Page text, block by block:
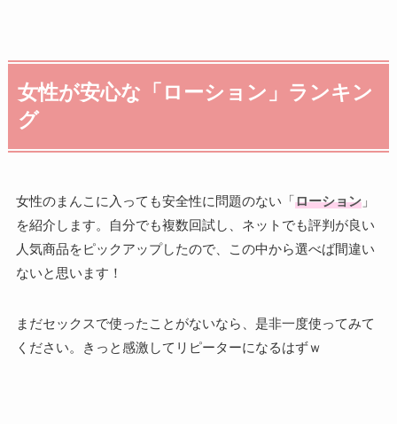
女性が安心な「ローション」ランキン
グ
女性のまんこに入っても安全性に問題のない「ローション」
を紹介します。自分でも複数回試し、ネットでも評判が良い
人気商品をピックアップしたので、この中から選べば間違い
ないと思います！
まだセックスで使ったことがないなら、是非一度使ってみて
ください。きっと感激してリピーターになるはずｗ